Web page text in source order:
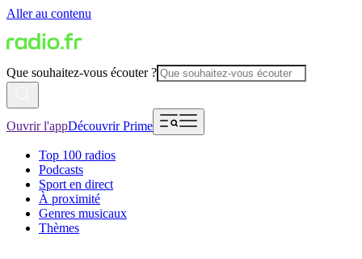
Aller au contenu
Que souhaitez-vous écouter ?
Ouvrir l'appDécouvrir Prime
Top 100 radios
Podcasts
Sport en direct
À proximité
Genres musicaux
Thèmes